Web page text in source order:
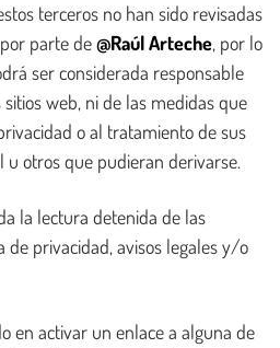
terceros no han sido revisadas
parte de@Raúl Arteche, por lo
ser considerada responsable
web, ni de las medidas que
o al tratamiento de sus
u otros que pudieran derivarse.
la lectura detenida de las
de privacidad, avisos legales y/o
en activar un enlace a alguna de